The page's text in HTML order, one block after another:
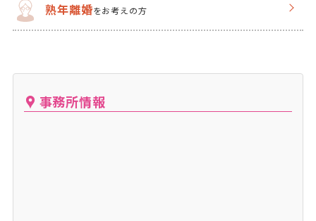
熟年離婚をお考えの方
事務所情報